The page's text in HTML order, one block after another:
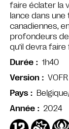
faire éclater la
lance dans
canadiennes,
profondeurs
qu’il devra
Durée
1h40
Version
VOFR
Pays
Année
2024